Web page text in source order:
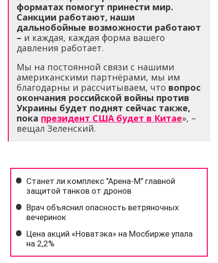
форматах помогут принести мир.
Санкции работают, наши
дальнобойные возможности работают
– и каждая, каждая форма вашего
давления работает.
Мы на постоянной связи с нашими
американскими партнёрами, мы им
благодарны и рассчитываем, что вопрос
окончания российской войны против
Украины будет поднят сейчас также,
пока президент США будет в Китае», –
вещал Зеленский.